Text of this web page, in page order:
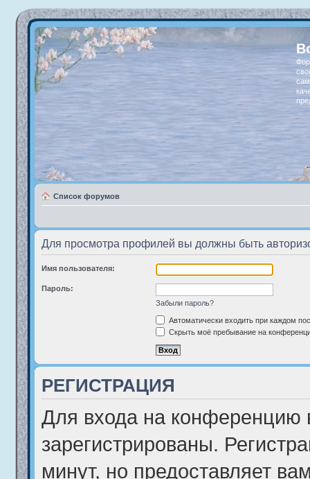
Список форумов
Для просмотра профилей вы должны быть
Имя пользователя:
Пароль:
Забыли пароль?
Автоматически входить при каждом
Скрыть моё пребывание на
РЕГИСТРАЦИЯ
Для входа на
зарегистрированы.
минут, но предоставляет